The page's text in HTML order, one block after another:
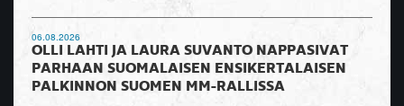
06.08.2026
OLLI LAHTI JA LAURA SUVANTO NAPPASIVAT
PARHAAN SUOMALAISEN ENSIKERTALAISEN
PALKINNON SUOMEN MM-RALLISSA